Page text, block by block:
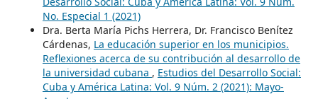
No. Especial 1 (2021)
Dra. Berta María Pichs Herrera, Dr. Francisco Benítez
Cárdenas, La educación superior en los municipios.
Reflexiones acerca de su contribución al desarrollo de
la universidad cubana , Estudios del Desarrollo Social:
Cuba y América Latina: Vol. 9 Núm. 2 (2021): Mayo-